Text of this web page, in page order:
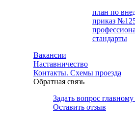
план по
приказ
стандарты
Вакансии
Наставничество
Контакты. Схемы проезда
Обратная связь
Задать вопрос главному
Оставить отзыв